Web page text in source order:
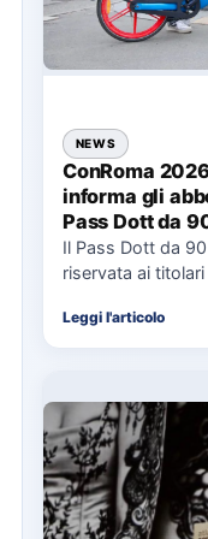
NEWS
ConRoma
informa gli
Pass Dott da
cosa spetta in
Il Pass Dott da
riservata ai
Leggi l'articolo